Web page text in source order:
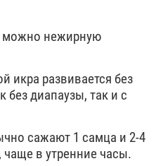
можно нежирную
икра развивается без
без диапаузы, так и с
сажают 1 самца и 2-4
в утренние часы.